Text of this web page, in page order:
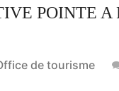
POINTE A
de tourisme